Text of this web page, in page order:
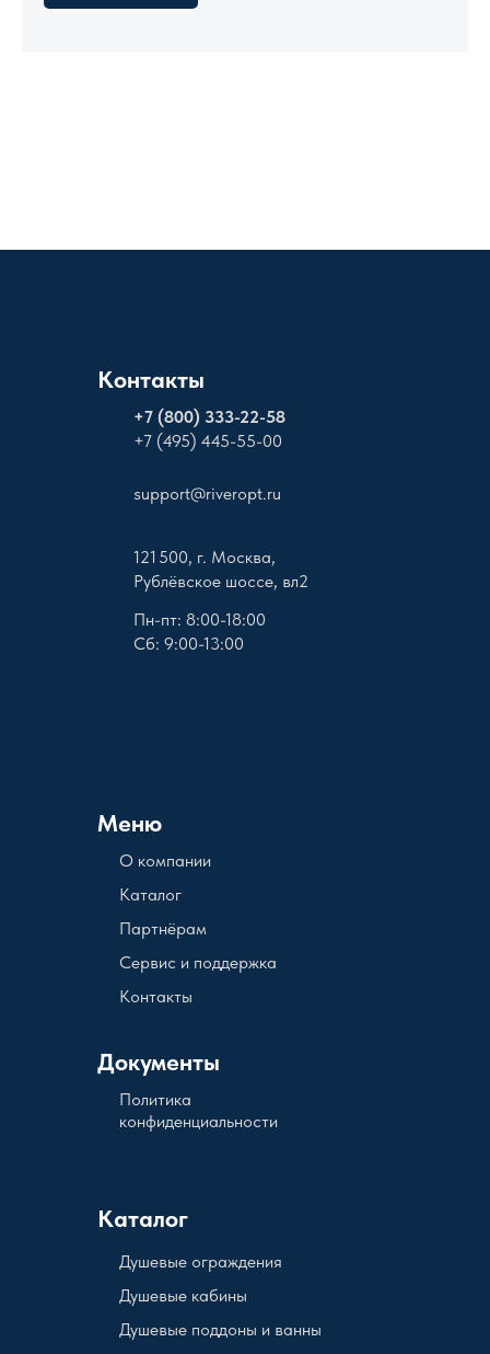
Контакты
+7 (800) 333-22-58
+7 (495) 445-55-00
support@riveropt.ru
Меню
121 500, г. Москва,
Рублёвское шоссе, вл2
О компании
Документы
Пн-пт: 8:00-18:00
Сб: 9:00-13:00
Каталог
Политика
конфиденциальности
Партнёрам
Сервис и поддержка
Контакты
Каталог
Душевые кабины
Душевые поддоны и ванны
Душевые ограждения